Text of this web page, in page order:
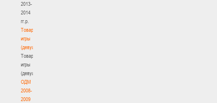
2013-
2014
гг.р.
Товарищеские
игры
(девушки)
Товарищеские
игры
(девушки)
ОДМ
2008-
2009